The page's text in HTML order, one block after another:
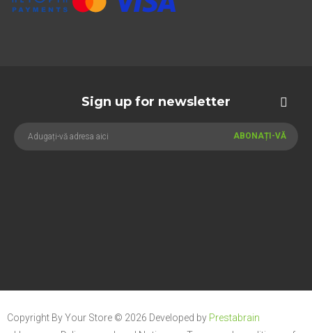
Sign up for newsletter
ABONAȚI-VĂ
Copyright By Your Store © 2026 Developed by Prestabrain